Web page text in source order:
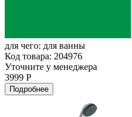
для чего: для ванны
Код товара: 204976
Уточните у менеджера
3999 Р
Подробнее